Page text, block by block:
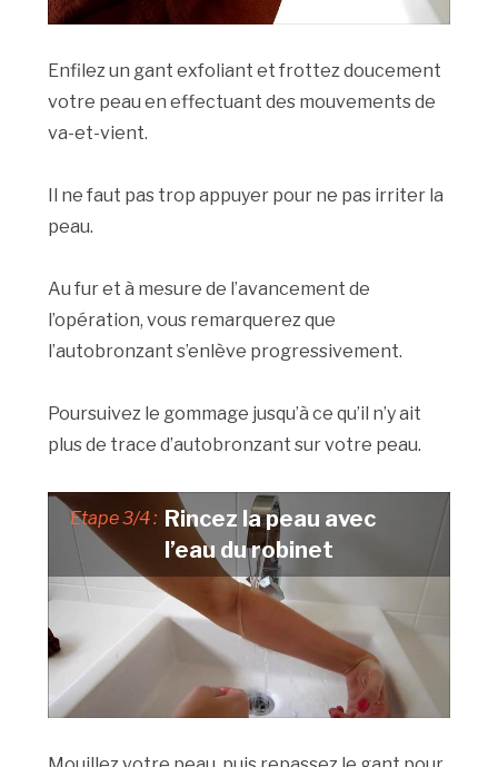
Enfilez un gant exfoliant et frottez doucement
votre peau en effectuant des mouvements de
va-et-vient.
Il ne faut pas trop appuyer pour ne pas irriter la
peau.
Au fur et à mesure de l’avancement de
l’opération, vous remarquerez que
l’autobronzant s’enlève progressivement.
Poursuivez le gommage jusqu’à ce qu’il n’y ait
plus de trace d’autobronzant sur votre peau.
Etape 3/4 : Rincez la peau avec
l’eau du robinet